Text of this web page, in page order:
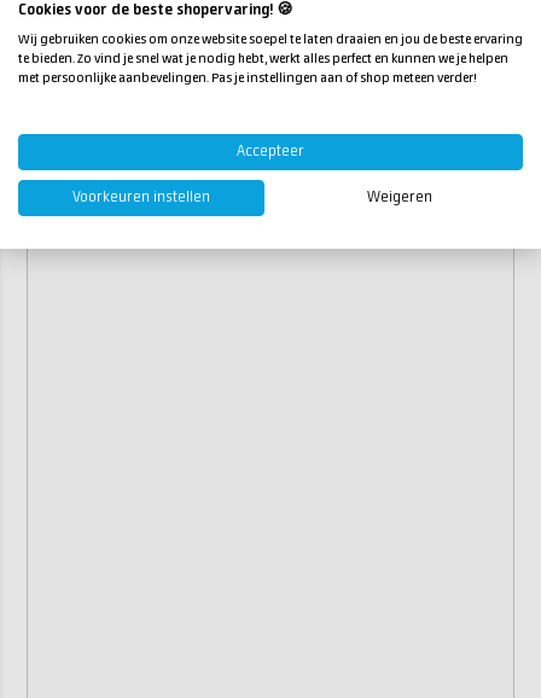
staat waarin ze zich bevinden (“as-is”) en kunnen
niet worden geretourneerd of omgeruild.
Cookies voor de beste shopervaring! 🍪
Wij gebruiken cookies om onze website soepel te laten draaien en jou de beste ervaring
te bieden. Zo vind je snel wat je nodig hebt, werkt alles perfect en kunnen we je helpen
met persoonlijke aanbevelingen. Pas je instellingen aan of shop meteen verder!
Accepteer
Voorkeuren instellen Weigeren